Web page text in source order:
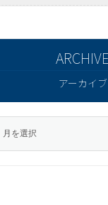
アーカイブ